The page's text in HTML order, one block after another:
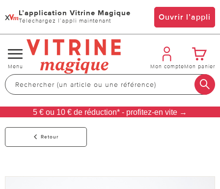
x L’application Vitrine Magique
Téléchargez l’appli maintenant Ouvrir l’appli
Changer
de
navigation
Menu Mon compteMon panier
5 € ou 10 € de réduction* - profitez-en vite →
Retour